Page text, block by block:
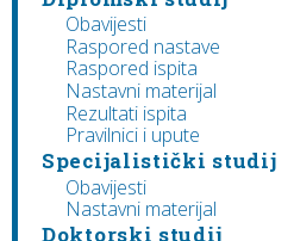
Obavijesti
Raspored nastave
Raspored ispita
Nastavni materijal
Rezultati ispita
Pravilnici i upute
Specijalistički studij
Obavijesti
Nastavni materijal
Doktorski studij